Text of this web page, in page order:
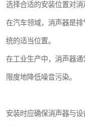
选择合适的安装位置对消
在汽车领域，消声器是
统的适当位置。
在工业生产中，消声器
限度地降低噪音污染。
安装时应确保消声器与